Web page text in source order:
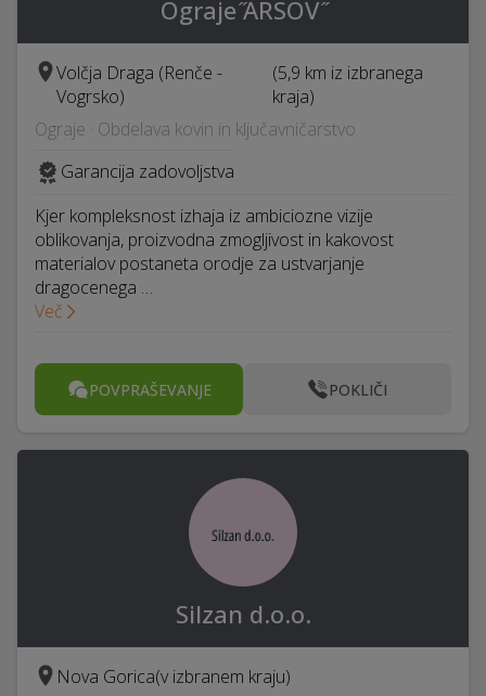
Ograje ̋ARSOV ̋
Volčja Draga (Renče -
Vogrsko)
(5,9 km iz izbranega
kraja)
Ograje · Obdelava kovin in ključavničarstvo
Garancija zadovoljstva
Kjer kompleksnost izhaja iz ambiciozne vizije
oblikovanja, proizvodna zmogljivost in kakovost
materialov postaneta orodje za ustvarjanje
dragocenega …
Več
POVPRAŠEVANJE POKLIČI
Silzan d.o.o.
Nova Gorica(v izbranem kraju)